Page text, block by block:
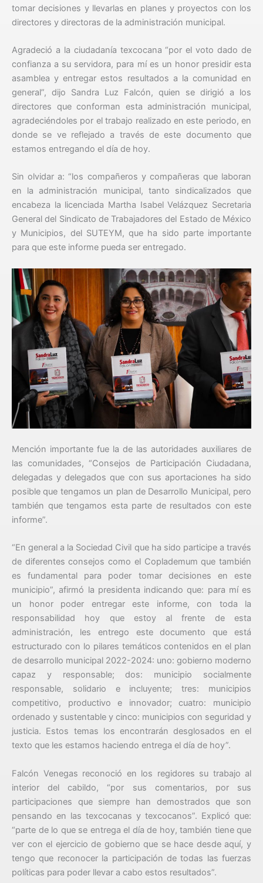
tomar decisiones y llevarlas en planes y proyectos con los
directores y directoras de la administración municipal.
Agradeció a la ciudadanía texcocana “por el voto dado de
confianza a su servidora, para mí es un honor presidir esta
asamblea y entregar estos resultados a la comunidad en
general”, dijo Sandra Luz Falcón, quien se dirigió a los
directores que conforman esta administración municipal,
agradeciéndoles por el trabajo realizado en este periodo, en
donde se ve reflejado a través de este documento que
estamos entregando el día de hoy.
Sin olvidar a: “los compañeros y compañeras que laboran
en la administración municipal, tanto sindicalizados que
encabeza la licenciada Martha Isabel Velázquez Secretaria
General del Sindicato de Trabajadores del Estado de México
y Municipios, del SUTEYM, que ha sido parte importante
para que este informe pueda ser entregado.
Mención importante fue la de las autoridades auxiliares de
las comunidades, “Consejos de Participación Ciudadana,
delegadas y delegados que con sus aportaciones ha sido
posible que tengamos un plan de Desarrollo Municipal, pero
también que tengamos esta parte de resultados con este
informe”.
“En general a la Sociedad Civil que ha sido participe a través
de diferentes consejos como el Coplademum que también
es fundamental para poder tomar decisiones en este
municipio”, afirmó la presidenta indicando que: para mí es
un honor poder entregar este informe, con toda la
responsabilidad hoy que estoy al frente de esta
administración, les entrego este documento que está
estructurado con lo pilares temáticos contenidos en el plan
de desarrollo municipal 2022-2024: uno: gobierno moderno
capaz y responsable; dos: municipio socialmente
responsable, solidario e incluyente; tres: municipios
competitivo, productivo e innovador; cuatro: municipio
ordenado y sustentable y cinco: municipios con seguridad y
justicia. Estos temas los encontrarán desglosados en el
texto que les estamos haciendo entrega el día de hoy”.
Falcón Venegas reconoció en los regidores su trabajo al
interior del cabildo, “por sus comentarios, por sus
participaciones que siempre han demostrados que son
pensando en las texcocanas y texcocanos”. Explicó que:
“parte de lo que se entrega el día de hoy, también tiene que
ver con el ejercicio de gobierno que se hace desde aquí, y
tengo que reconocer la participación de todas las fuerzas
políticas para poder llevar a cabo estos resultados”.